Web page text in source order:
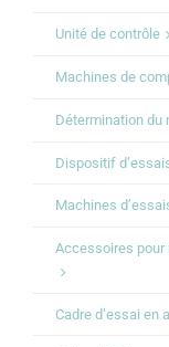
Unité de contrôle
Machines de
Détermination du
Dispositif
Machines
Accessoires pour
Cadre d’essai en